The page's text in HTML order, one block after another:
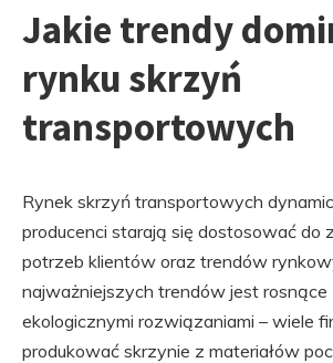
Jakie trendy
rynku skrzyń
transportowych
Rynek skrzyń transportowych
producenci starają się dostosować do
potrzeb klientów oraz trendów
najważniejszych trendów jest
ekologicznymi rozwiązaniami – wiele
produkować skrzynie z materiałów